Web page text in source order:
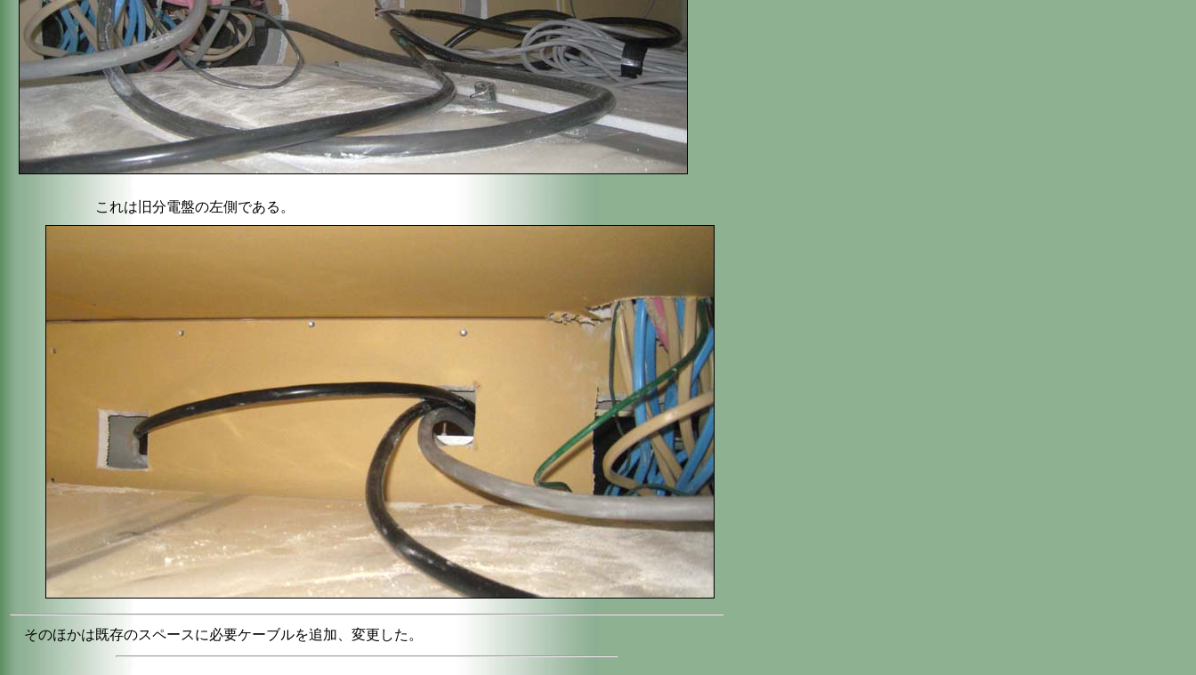
これは旧分電盤の左側である。
そのほかは既存のスペースに必要ケーブルを追加、変更した。